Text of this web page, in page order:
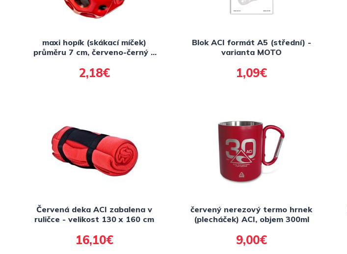
maxi hopík (skákací míček)
průměru 7 cm, červeno-černý s
2,18€
Blok ACI formát A5 (střední) -
varianta MOTO
1,09€
Červená deka ACI zabalena v
ruličce - velikost 130 x 160 cm
16,10€
červený nerezový termo hrnek
(plecháček) ACI, objem 300ml
9,00€